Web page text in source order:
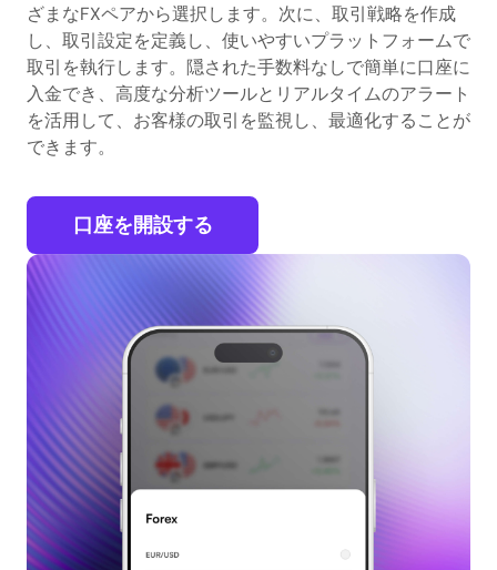
ざまなFXペアから選択します。次に、取引戦略を作成
し、取引設定を定義し、使いやすいプラットフォームで
取引を執行します。隠された手数料なしで簡単に口座に
入金でき、高度な分析ツールとリアルタイムのアラート
を活用して、お客様の取引を監視し、最適化することが
できます。
口座を開設する